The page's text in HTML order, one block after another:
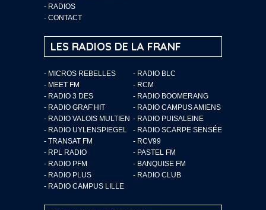
- RADIOS
- CONTACT
LES RADIOS DE LA FRANF
- MICROS REBELLES
- RADIO BLC
- MEET FM
- RCM
- RADIO 3 DES
- RADIO BOOMERANG
- RADIO GRAF’HIT
- RADIO CAMPUS AMIENS
- RADIO VALOIS MULTIEN - RADIO PUISALEINE
- RADIO UYLENSPIEGEL
- RADIO SCARPE SENSÉE
- TRANSAT FM
- RCV99
- RPL RADIO
- PASTEL FM
- RADIO PFM
- BANQUISE FM
- RADIO PLUS
- RADIO CLUB
- RADIO CAMPUS LILLE